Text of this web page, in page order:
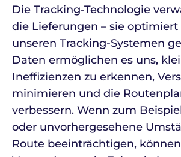
Die Tracking-Technologie
die Lieferungen – sie optimiert
unseren Tracking-Systemen
Daten ermöglichen es uns,
Ineffizienzen zu erkennen,
minimieren und die
verbessern. Wenn zum
oder unvorhergesehene
Route beeinträchtigen,